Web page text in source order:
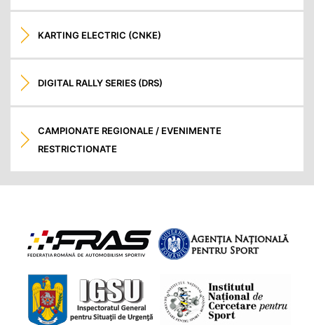
KARTING ELECTRIC (CNKE)
DIGITAL RALLY SERIES (DRS)
CAMPIONATE REGIONALE / EVENIMENTE
RESTRICTIONATE